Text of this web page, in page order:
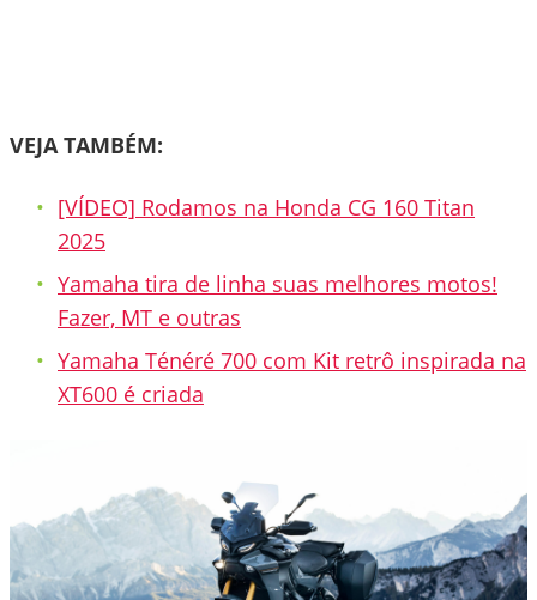
VEJA TAMBÉM:
[VÍDEO] Rodamos na Honda CG 160 Titan
2025
Yamaha tira de linha suas melhores motos!
Fazer, MT e outras
Yamaha Ténéré 700 com Kit retrô inspirada na
XT600 é criada